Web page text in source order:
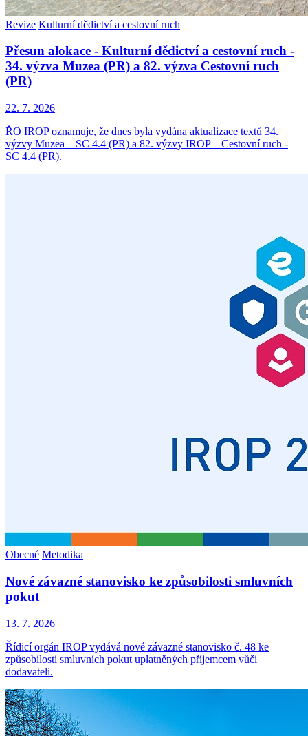
Revize Kulturní dědictví a cestovní ruch
Přesun alokace - Kulturní dědictví a cestovní ruch -
34. výzva Muzea (PR) a 82. výzva Cestovní ruch
(PR)
22. 7. 2026
ŘO IROP oznamuje, že dnes byla vydána aktualizace textů 34.
výzvy Muzea – SC 4.4 (PR) a 82. výzvy IROP – Cestovní ruch -
SC 4.4 (PR).
Obecné Metodika
Nové závazné stanovisko ke způsobilosti smluvních
pokut
13. 7. 2026
Řídicí orgán IROP vydává nové závazné stanovisko č. 48 ke
způsobilosti smluvních pokut uplatněných příjemcem vůči
dodavateli.